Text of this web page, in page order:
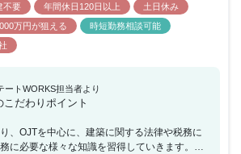
不要 年間休日120日以上
土日休み
万円が狙える
時短勤務相談可能
ートWORKS担当者より
こだわりポイント
、OJTを中心に、建築に関する法律や税務に
に必要な様々な知識を習得していきます。ま